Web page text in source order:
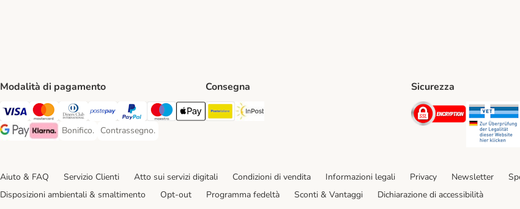
Modalità di pagamento
Visa. Payment Method
Mastercard. Payment Method
Diners Club. Payment Method
Postepay. Payment Method
PayPal. Payment Method
Maestro. Payment Method
Apple pay. Payment Method
Google Pay Payment Method
Klarna Payment Method
Bonifico.
Bonifico. Payment Method
Contrassegno.
Contrassegno. Payment Method
Consegna
Poste Italiane. Shipping Method
Sicurezza
Security
Aiuto & FAQ Servizio Clienti Atto sui servizi digitali Condizioni di vendita Informazioni legali Privacy Newsletter
Disposizioni ambientali & smaltimento
Opt-out Programma fedeltà Sconti & Vantaggi Dichiarazione di accessibilità